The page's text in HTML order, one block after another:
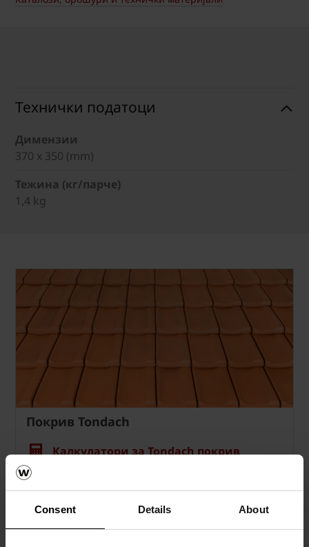
Consent Details About
Технички податоци
Димензии
370 x 350 (mm)
Тежина (кг/парче)
1,4 kg
Покрив Tondach
Калкулатори за Tondach покрив
Бесплатен примерок на ќерамида